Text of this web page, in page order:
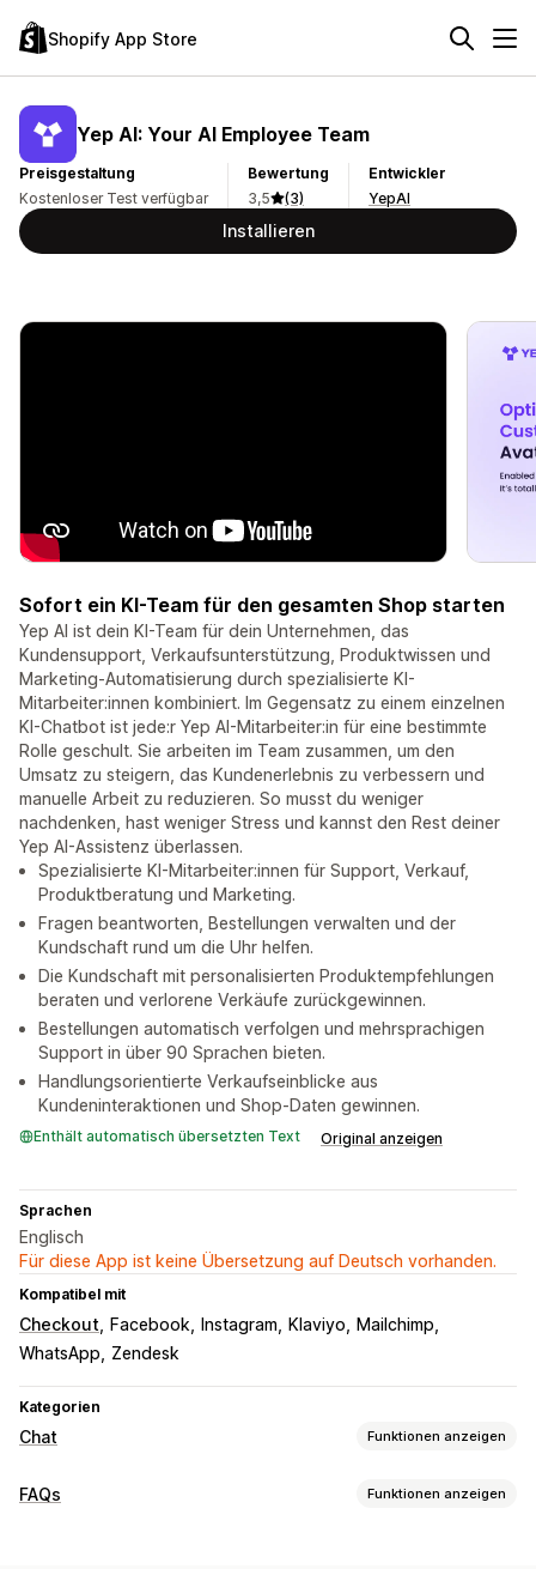
Shopify App Store
Yep AI: Your AI Employee Team
Preisgestaltung
Kostenloser Test verfügbar
Bewertung
3,5
(3)
Entwickler
YepAI
Installieren
Sofort ein KI-Team für den gesamten Shop starten
Yep AI ist dein KI-Team für dein Unternehmen, das
Kundensupport, Verkaufsunterstützung, Produktwissen und
Marketing-Automatisierung durch spezialisierte KI-
Mitarbeiter:innen kombiniert. Im Gegensatz zu einem einzelnen
KI-Chatbot ist jede:r Yep AI-Mitarbeiter:in für eine bestimmte
Rolle geschult. Sie arbeiten im Team zusammen, um den
Umsatz zu steigern, das Kundenerlebnis zu verbessern und
manuelle Arbeit zu reduzieren. So musst du weniger
nachdenken, hast weniger Stress und kannst den Rest deiner
Yep AI-Assistenz überlassen.
Spezialisierte KI-Mitarbeiter:innen für Support, Verkauf,
Produktberatung und Marketing.
Fragen beantworten, Bestellungen verwalten und der
Kundschaft rund um die Uhr helfen.
Die Kundschaft mit personalisierten Produktempfehlungen
beraten und verlorene Verkäufe zurückgewinnen.
Bestellungen automatisch verfolgen und mehrsprachigen
Support in über 90 Sprachen bieten.
Handlungsorientierte Verkaufseinblicke aus
Kundeninteraktionen und Shop-Daten gewinnen.
Enthält automatisch übersetzten Text Original anzeigen
Sprachen
Englisch
Für diese App ist keine Übersetzung auf Deutsch vorhanden.
Kompatibel mit
Checkout Facebook Instagram Klaviyo
Mailchimp
WhatsApp
Zendesk
Kategorien
Chat Funktionen anzeigen
Nachrichten in Echtzeit
FAQs Funktionen anzeigen